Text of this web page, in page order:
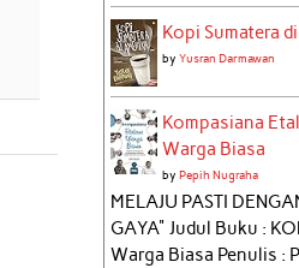
Kopi Sumatera
by Yusran Darmawan
Kompasiana
Warga Biasa
by Pepih Nugraha
MELAJU PASTI
GAYA" Judul Buku :
Warga Biasa Penulis :